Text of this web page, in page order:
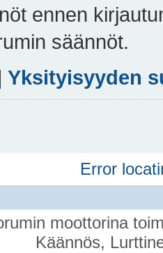
ennen
säännöt.
Yksityisyyden
Error
moottorina
Käännös,